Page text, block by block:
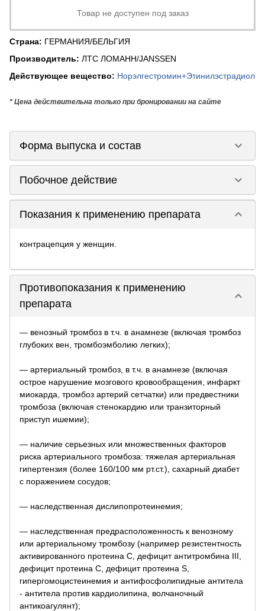
Товар не доступен под заказ
Страна: ГЕРМАНИЯ/БЕЛЬГИЯ
Производитель: ЛТС ЛОМАНН/JANSSEN
Действующее вещество: Норэлгестромин+Этинилэстрадиол
* Цена действительна только при бронировании на сайте
Форма выпуска и состав keyboard_arrow_down
Побочное действие keyboard_arrow_down
Показания к применению препарата keyboard_arrow_down
контрацепция у женщин.
Противопоказания к применению
препарата
keyboard_arrow_down
— венозный тромбоз в т.ч. в анамнезе (включая тромбоз
глубоких вен, тромбоэмболию легких);
— артериальный тромбоз, в т.ч. в анамнезе (включая
острое нарушение мозгового кровообращения, инфаркт
миокарда, тромбоз артерий сетчатки) или предвестники
тромбоза (включая стенокардию или транзиторный
приступ ишемии);
— наличие серьезных или множественных факторов
риска артериального тромбоза: тяжелая артериальная
гипертензия (более 160/100 мм рт.ст.), сахарный диабет
с поражением сосудов;
— наследственная дислипопротеинемия;
— наследственная предрасположенность к венозному
или артериальному тромбозу (например резистентность
активированного протеина С, дефицит антитромбина III,
дефицит протеина С, дефицит протеина S,
гипергомоцистеинемия и антифосфолипидные антитела
- антитела против кардиолипина, волчаночный
антикоагулянт);